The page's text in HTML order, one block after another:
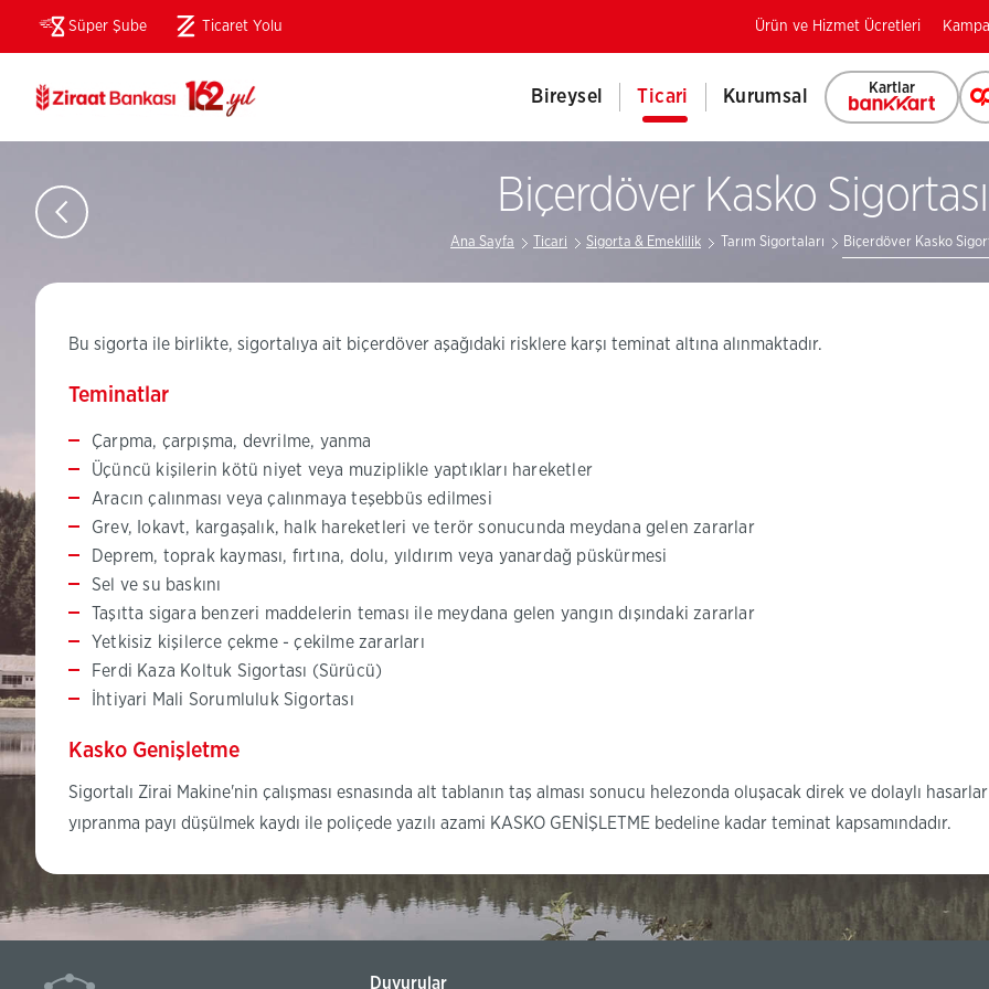
Süper Şube Ticaret Yolu
(Bu
sayfa
pencerede
açılacaktır)
Ürün ve Hizmet Ücretleri
Bireysel Ticari Kurumsal Kartlar
Biçerdöver Kasko Sigortası
Ana Sayfa Ticari Sigorta & Emeklilik Tarım Sigortaları Biçerdöver Kasko
Bu sigorta ile birlikte, sigortalıya ait biçerdöver aşağıdaki risklere karşı teminat altına alınmaktadır.
Teminatlar
Çarpma, çarpışma, devrilme, yanma
Üçüncü kişilerin kötü niyet veya muziplikle yaptıkları hareketler
Aracın çalınması veya çalınmaya teşebbüs edilmesi
Grev, Iokavt, kargaşalık, halk hareketleri ve terör sonucunda meydana gelen zararlar
Deprem, toprak kayması, fırtına, dolu, yıldırım veya yanardağ püskürmesi
Sel ve su baskını
Taşıtta sigara benzeri maddelerin teması ile meydana gelen yangın dışındaki zararlar
Yetkisiz kişilerce çekme - çekilme zararları
Ferdi Kaza Koltuk Sigortası (Sürücü)
İhtiyari Mali Sorumluluk Sigortası
Kasko Genişletme
Sigortalı Zirai Makine'nin çalışması esnasında alt tablanın taş alması sonucu helezonda oluşacak direk ve dolaylı
yıpranma payı düşülmek kaydı ile poliçede yazılı azami KASKO GENİŞLETME bedeline kadar teminat kapsamındadır.
Duyurular